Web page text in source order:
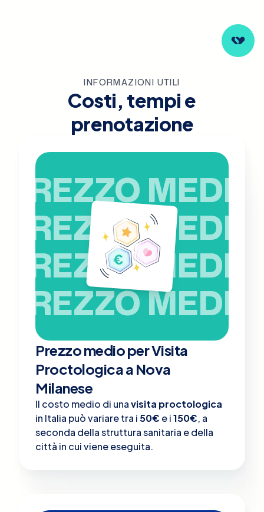
INFORMAZIONI UTILI
Costi, tempi e
prenotazione
PREZZO MEDIO
PREZZO MEDIO
PREZZO MEDIO
PREZZO MEDIO
Prezzo medio per Visita
Proctologica a Nova
Milanese
Il costo medio di unavisita proctologica
in Italia può variare tra i 50€ e i150€, a
seconda della struttura sanitaria e della
città in cui viene eseguita.